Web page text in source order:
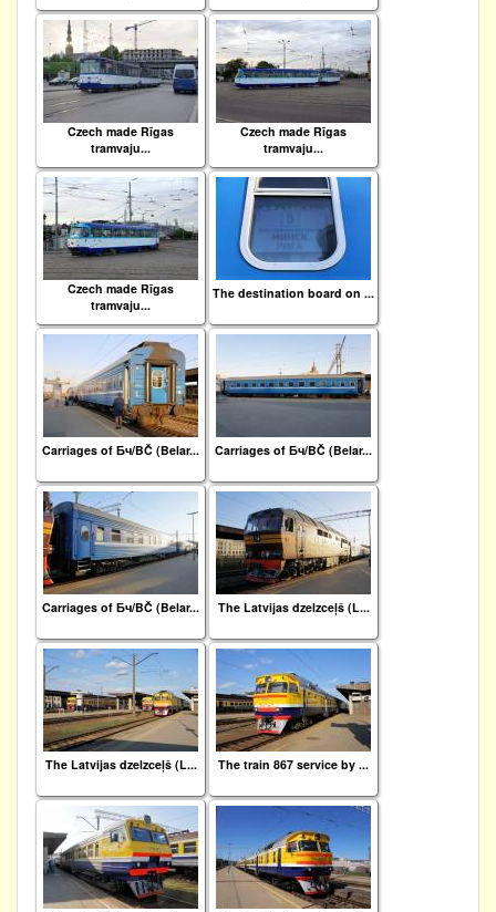
Czech made Rīgas
tramvaju...
Czech made Rīgas
tramvaju...
Czech made Rīgas
tramvaju...
The destination board on ...
Carriages of Бч/BČ (Belar... Carriages of Бч/BČ (Belar...
Carriages of Бч/BČ (Belar... The Latvijas dzelzceļš (L...
The Latvijas dzelzceļš (L... The train 867 service by ...